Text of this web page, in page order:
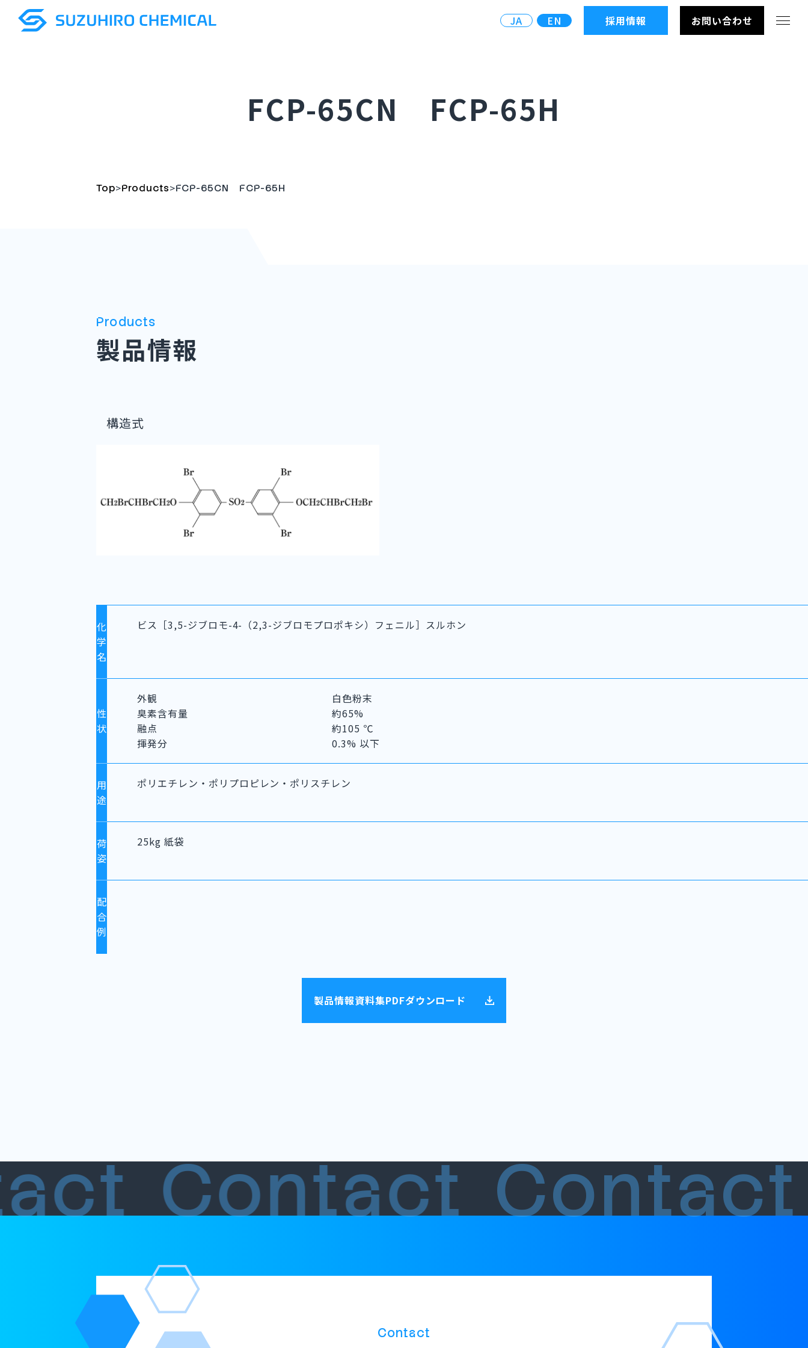
JA EN 採用情報 お問い合わせ
FCP-65CN FCP-65H
Top>Products>FCP-65CN FCP-65H
Products
製品情報
構造式
化
学
名
ビス［3,5-ジブロモ-4-（2,3-ジブロモプロポキシ）フェニル］スルホン
性
状
外観
白色粉末
臭素含有量
約65%
融点
約105 ℃
揮発分
0.3% 以下
用
途
ポリエチレン・ポリプロピレン・ポリスチレン
荷
姿
25kg 紙袋
配
合
例
製品情報資料集PDFダウンロード
Contact
Contact